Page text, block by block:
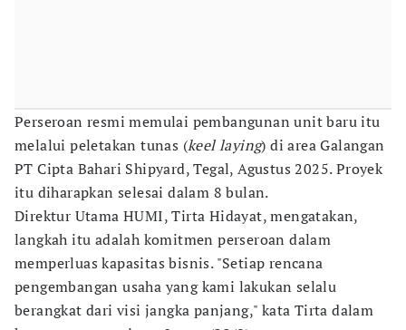
Perseroan resmi memulai pembangunan unit baru itu
melalui peletakan tunas (keel laying) di area Galangan
PT Cipta Bahari Shipyard, Tegal, Agustus 2025. Proyek
itu diharapkan selesai dalam 8 bulan.
Direktur Utama HUMI, Tirta Hidayat, mengatakan,
langkah itu adalah komitmen perseroan dalam
memperluas kapasitas bisnis. "Setiap rencana
pengembangan usaha yang kami lakukan selalu
berangkat dari visi jangka panjang," kata Tirta dalam